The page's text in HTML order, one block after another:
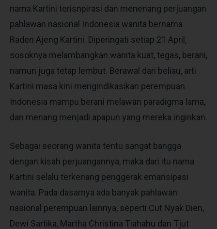
nama Kartini terisnpirasi dan menenang perjuangan
pahlawan nasional Indonesia wanita bernama
Raden Ajeng Kartini. Diperingati setiap 21 April,
sosoknya melambangkan wanita kuat, tegas, berani,
namun juga tetap lembut. Berawal dari beliau, arti
Kartini masa kini mengindikasikan perempuan
Indonesia mampu berani melawan paradigma lama,
dan menang menjadi apapun yang mereka inginkan.
Sebagai seorang wanita tentu sangat bangga
dengan kisah perjuangannya, maka dari itu nama
Kartini selalu terkenang penggerak emansipasi
wanita. Pada dasarnya ada banyak pahlawan
nasional perempuan lainnya, seperti Cut Nyak Dien,
Dewi Sartika, Martha Christina Tiahahu dan Tjut